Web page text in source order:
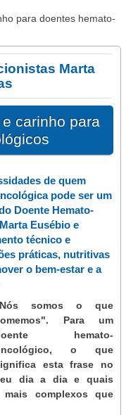
para doentes hemato-
Marta
carinho para
de quem
pode ser um
Doente Hemato-
Eusébio e
técnico e
práticas, nutritivas
o bem-estar e a
somos o que
Para um
hemato-
o que
esta frase no
dia a dia e quais
complexos que